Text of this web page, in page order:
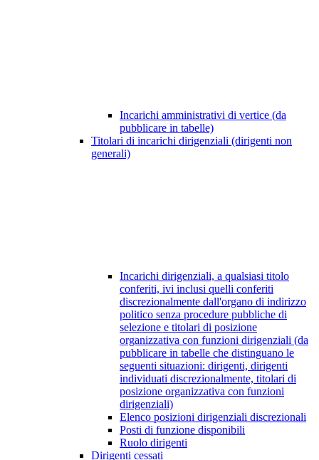
Incarichi amministrativi di vertice (da
pubblicare in tabelle)
Titolari di incarichi dirigenziali (dirigenti non
generali)
Incarichi dirigenziali, a qualsiasi titolo
conferiti, ivi inclusi quelli conferiti
discrezionalmente dall'organo di indirizzo
politico senza procedure pubbliche di
selezione e titolari di posizione
organizzativa con funzioni dirigenziali (da
pubblicare in tabelle che distinguano le
seguenti situazioni: dirigenti, dirigenti
individuati discrezionalmente, titolari di
posizione organizzativa con funzioni
dirigenziali)
Elenco posizioni dirigenziali discrezionali
Posti di funzione disponibili
Ruolo dirigenti
Dirigenti cessati